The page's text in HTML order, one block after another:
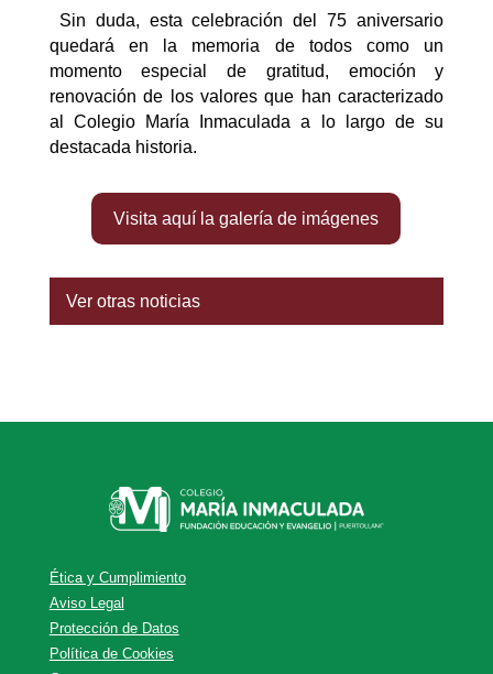
Sin duda, esta celebración del 75 aniversario
quedará en la memoria de todos como un
momento especial de gratitud, emoción y
renovación de los valores que han caracterizado
al Colegio María Inmaculada a lo largo de su
destacada historia.
Visita aquí la galería de imágenes
Ver otras noticias
Ética y Cumplimiento
Aviso Legal
Protección de Datos
Política de Cookies